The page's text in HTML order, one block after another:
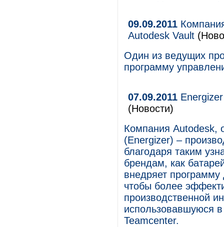
09.09.2011
Autodesk Vault
Один из ведущих
программу
07.09.2011
(Новости)
Компания Autodesk,
(Energizer) –
благодаря таким
брендам, как
внедряет
чтобы более
производственной
использовавшуюся
Teamcenter.